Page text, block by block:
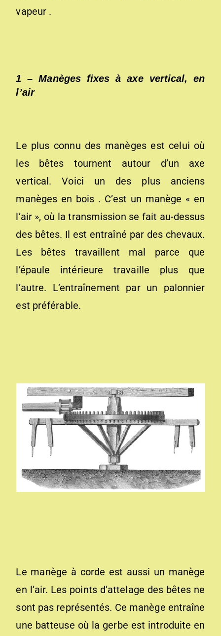
vapeur .
1 – Manèges fixes à axe vertical, en
l’air
Le plus connu des manèges est celui où
les bêtes tournent autour d’un axe
vertical. Voici un des plus anciens
manèges en bois . C’est un manège « en
l’air », où la transmission se fait au-dessus
des bêtes. Il est entraîné par des chevaux.
Les bêtes travaillent mal parce que
l’épaule intérieure travaille plus que
l’autre. L’entraînement par un palonnier
est préférable.
Le manège à corde est aussi un manège
en l’air. Les points d’attelage des bêtes ne
sont pas représentés. Ce manège entraîne
une batteuse où la gerbe est introduite en